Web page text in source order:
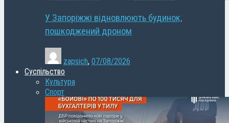
У Запоріжжі відновлюють будинок,
пошкоджений дроном
zapsich, 07/08/2026
Суспільство
Культура
Спорт